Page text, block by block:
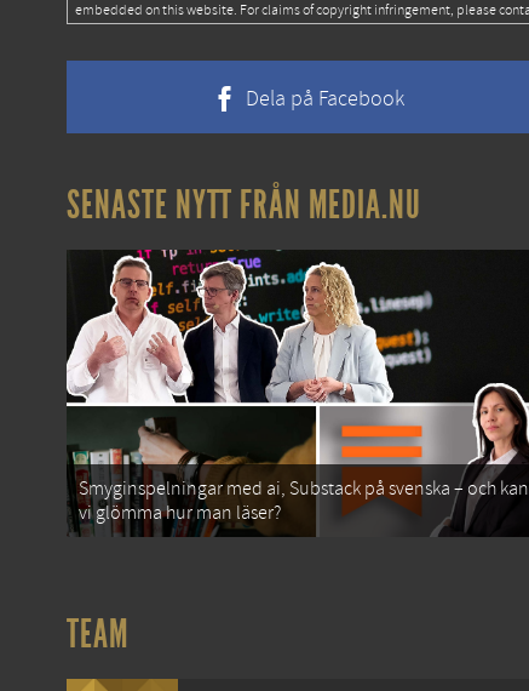
embedded on this website. For claims of copyright infringement, please
Dela på Facebook
SENASTE NYTT FRÅN MEDIA.NU
Smyginspelningar med ai, Substack på svenska – och kan
vi glömma hur man läser?
TEAM